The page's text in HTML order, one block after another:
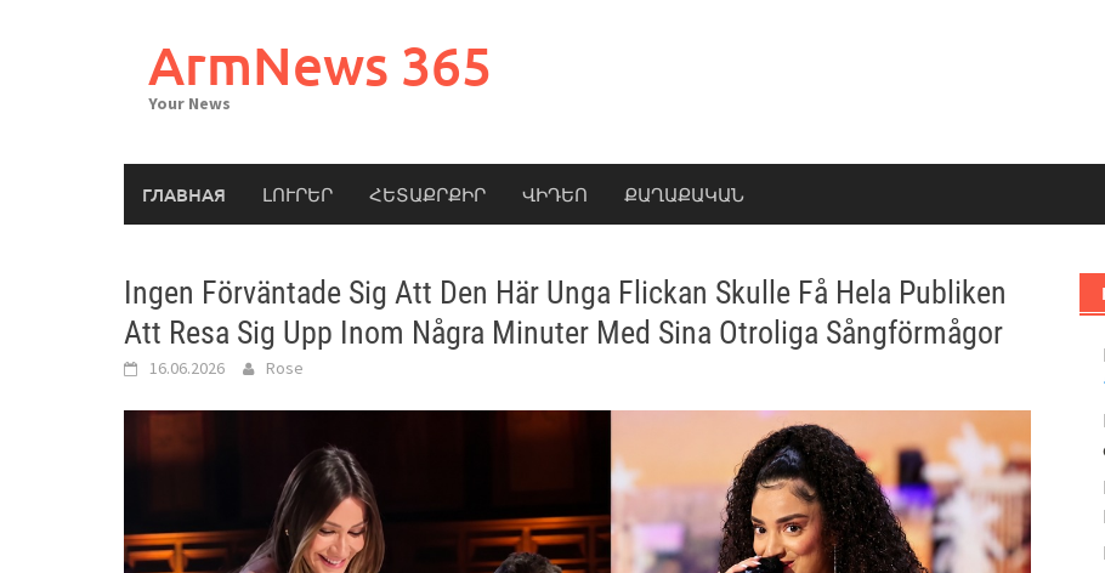
ArmNews 365
Your News
ГЛАВНАЯ ԼՈՒՐԵՐ ՀԵՏԱՔՐՔԻՐ ՎԻԴԵՈ ՔԱՂԱՔԱԿԱՆ
Ingen Förväntade Sig Att Den Här Unga Flickan Skulle Få Hela Publiken
Att Resa Sig Upp Inom Några Minuter Med Sina Otroliga Sångförmågor
16.06.2026 Rose